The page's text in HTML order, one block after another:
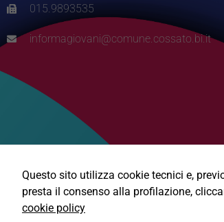
015.9893535
informagiovani@comune.cossato.bi.it
Ⓒ2026, Technical Design s.r.l.
Questo sito utilizza cookie tecnici e,
presta il consenso alla profilazione,
cookie policy